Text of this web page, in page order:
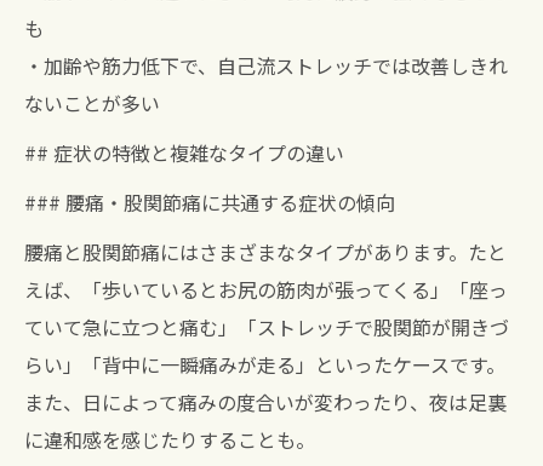
も
・加齢や筋力低下で、自己流ストレッチでは改善しきれ
ないことが多い
## 症状の特徴と複雑なタイプの違い
### 腰痛・股関節痛に共通する症状の傾向
腰痛と股関節痛にはさまざまなタイプがあります。たと
えば、「歩いているとお尻の筋肉が張ってくる」「座っ
ていて急に立つと痛む」「ストレッチで股関節が開きづ
らい」「背中に一瞬痛みが走る」といったケースです。
また、日によって痛みの度合いが変わったり、夜は足裏
に違和感を感じたりすることも。